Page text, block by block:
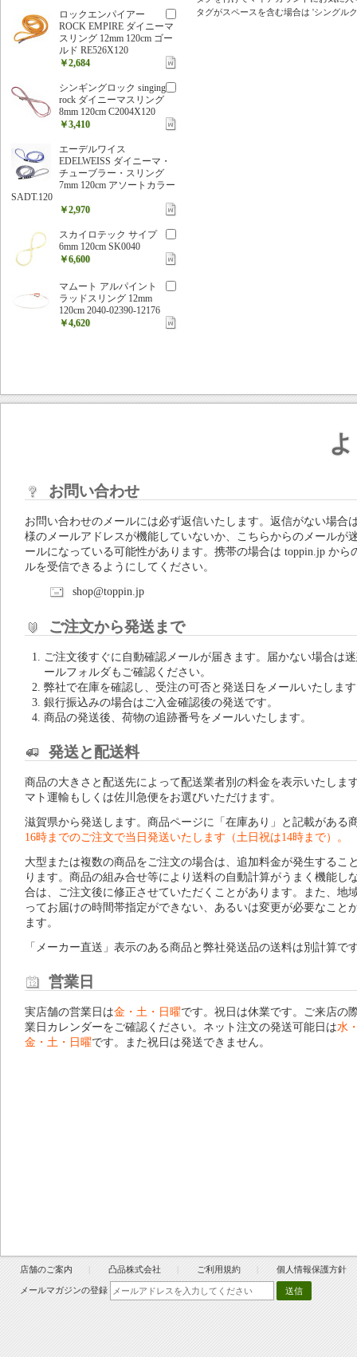
タグがスペースを含む場合は 'シングル
ロックエンパイアー
ROCK EMPIRE ダイニーマ
スリング 12mm 120cm ゴー
ルド RE526X120
￥2,684
シンギングロック singing
rock ダイニーマスリング
8mm 120cm C2004X120
￥3,410
エーデルワイス
EDELWEISS ダイニーマ・
チューブラー・スリング
7mm 120cm アソートカラー
SADT.120
￥2,970
スカイロテック サイプ
6mm 120cm SK0040
￥6,600
マムート アルパイント
ラッドスリング 12mm
120cm 2040-02390-12176
￥4,620
お問い合わせ
お問い合わせのメールには必ず返信いたします。返信がない場合
様のメールアドレスが機能していないか、こちらからのメールが
ールになっている可能性があります。携帯の場合は toppin.jp から
ルを受信できるようにしてください。
shop@toppin.jp
ご注文から発送まで
ご注文後すぐに自動確認メールが届きます。届かない場合は
ールフォルダもご確認ください。
弊社で在庫を確認し、受注の可否と発送日をメールいたしま
銀行振込みの場合はご入金確認後の発送です。
商品の発送後、荷物の追跡番号をメールいたします。
発送と配送料
商品の大きさと配送先によって配送業者別の料金を表示いたしま
マト運輸もしくは佐川急便をお選びいただけます。
滋賀県から発送します。商品ページに「在庫あり」と記載がある
16時までのご注文で当日発送いたします（土日祝は14時まで）。
大型または複数の商品をご注文の場合は、追加料金が発生するこ
ります。商品の組み合せ等により送料の自動計算がうまく機能し
合は、ご注文後に修正させていただくことがあります。また、地
ってお届けの時間帯指定ができない、あるいは変更が必要なこと
ます。
「メーカー直送」表示のある商品と弊社発送品の送料は別計算で
営業日
実店舗の営業日は金・土・日曜です。祝日は休業です。ご来店の
業日カレンダーをご確認ください。ネット注文の発送可能日は水
金・土・日曜です。また祝日は発送できません。
店舗のご案内 凸品株式会社 ご利用規約 個人情報保護方針
メールマガジンの登録 送信